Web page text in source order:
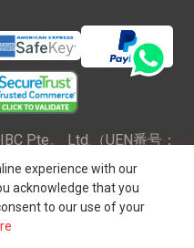
experience with our
acknowledge that you
to our use of your
Pte。 Ltd.（UEN番号：
うシンガポール共和国で
ィであるOne IBC®Group
立した独立した法人の